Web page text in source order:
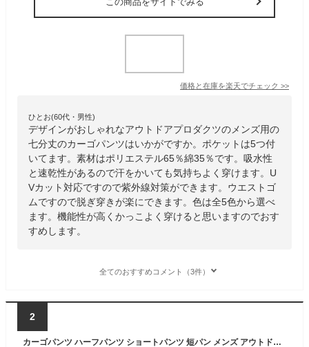
価格と在庫を楽天でチェック >>
ひとお(60代・男性)
デザインがおしゃれなアウトドアプロダクツのメンズ用の
七分丈のカーゴパンツはいかがですか。ポケットは5つ付
いてます。素材はポリエステル65％綿35％です。吸水性
と速乾性があるので汗をかいても気持ちよく穿けます。U
Vカット対応ですので紫外線対策ができます。ウエストゴ
ムですので脱ぎ穿きが楽にできます。色は全5色から選べ
ます。機能性が高くかっこよく穿けると思いますのでおす
すめします。
全てのおすすめコメント（3件）
2
カーゴパンツ ハーフパンツ ショートパンツ 短パン メンズ アウトドア【ゆうパケット送料無料C】【1-Q9C】